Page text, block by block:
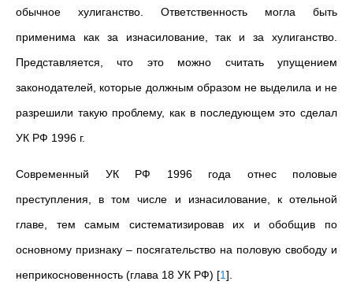
обычное хулиганство. Ответственность могла быть
применима как за изнасилование, так и за хулиганство.
Представляется, что это можно считать упущением
законодателей, которые должным образом не выделила и не
разрешили такую проблему, как в последующем это сделал
УК РФ 1996 г.
Современный УК РФ 1996 года отнес половые
преступления, в том числе и изнасилование, к отельной
главе, тем самым систематизировав их и обобщив по
основному признаку – посягательство на половую свободу и
неприкосновенность (глава 18 УК РФ) [1]